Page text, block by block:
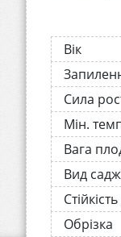
Вік
Сила
Мін.
Вага
Вид
Обрізка